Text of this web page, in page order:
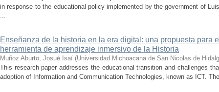
in response to the educational policy implemented by the government of
...
Enseñanza de la historia en la era digital: una propuesta para
herramienta de aprendizaje inmersivo de la Historia
Muñoz Aburto, Josué Isaí (Universidad Michoacana de San Nicolas de
This research paper addresses the educational transition and challenges
adoption of Information and Communication Technologies, known as ICT.